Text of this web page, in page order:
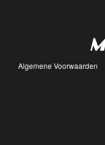
Algemene Voorwaarden